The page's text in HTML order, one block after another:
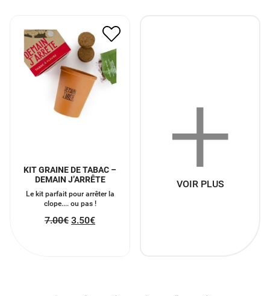
7.00
KIT GRAINE DE TABAC –
DEMAIN J’ARRÊTE
Le kit parfait pour arrêter la
clope.... ou pas !
7.00€ 3.50€
+
VOIR PLUS